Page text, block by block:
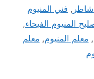
شاطر , فني المنيوم
المنيوم الفيحاء,
, معلم المنيوم, معلم